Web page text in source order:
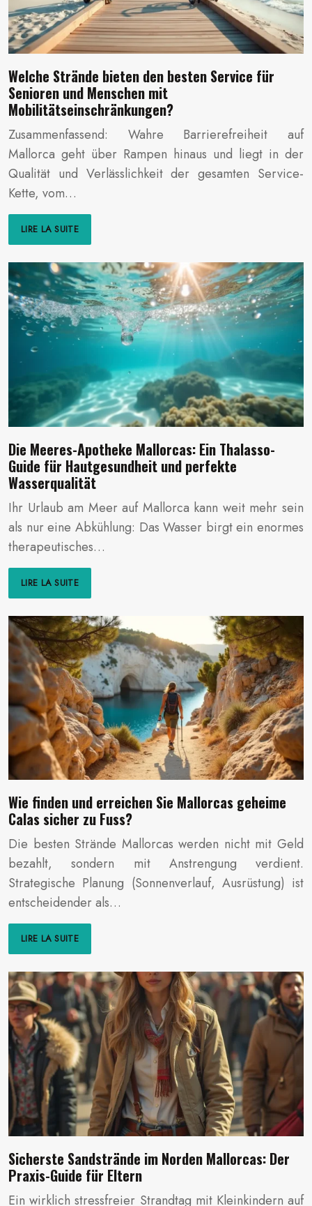
Welche Strände bieten den besten Service für
Senioren und Menschen mit
Mobilitätseinschränkungen?
Zusammenfassend: Wahre Barrierefreiheit auf
Mallorca geht über Rampen hinaus und liegt in der
Qualität und Verlässlichkeit der gesamten Service-
Kette, vom…
LIRE LA SUITE
Die Meeres-Apotheke Mallorcas: Ein Thalasso-
Guide für Hautgesundheit und perfekte
Wasserqualität
Ihr Urlaub am Meer auf Mallorca kann weit mehr sein
als nur eine Abkühlung: Das Wasser birgt ein enormes
therapeutisches…
LIRE LA SUITE
Wie finden und erreichen Sie Mallorcas geheime
Calas sicher zu Fuss?
Die besten Strände Mallorcas werden nicht mit Geld
bezahlt, sondern mit Anstrengung verdient.
Strategische Planung (Sonnenverlauf, Ausrüstung) ist
entscheidender als…
LIRE LA SUITE
Sicherste Sandstrände im Norden Mallorcas: Der
Praxis-Guide für Eltern
Ein wirklich stressfreier Strandtag mit Kleinkindern auf